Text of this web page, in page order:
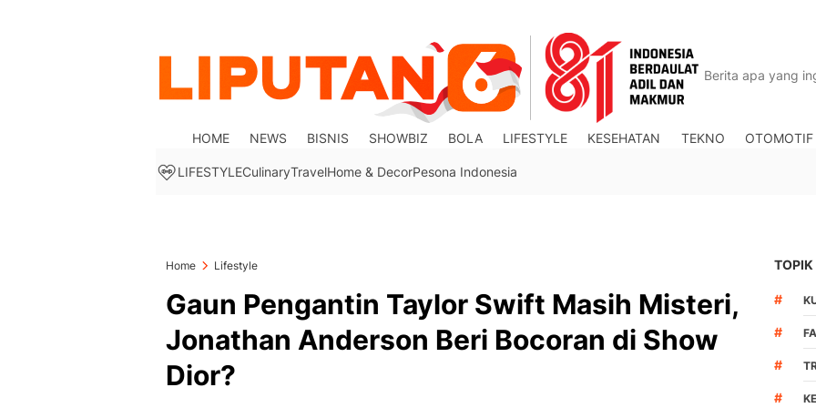
HOME NEWS BISNIS SHOWBIZ BOLA LIFESTYLE KESEHATAN TEKNO OTOMOTIF
LIFESTYLECulinaryTravelHome & DecorPesona Indonesia
Home Lifestyle
Gaun Pengantin Taylor Swift Masih Misteri,
Jonathan Anderson Beri Bocoran di Show
Dior?
TOPIK
#
#
#
#